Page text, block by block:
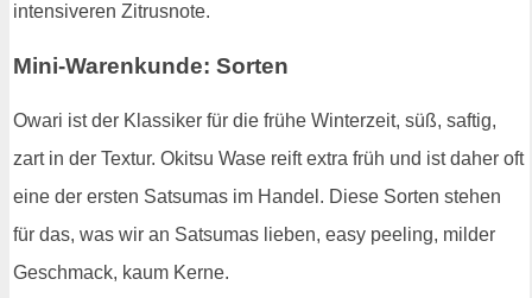
intensiveren Zitrusnote.
Mini-Warenkunde: Sorten
Owari ist der Klassiker für die frühe Winterzeit, süß, saftig,
zart in der Textur. Okitsu Wase reift extra früh und ist daher oft
eine der ersten Satsumas im Handel. Diese Sorten stehen
für das, was wir an Satsumas lieben, easy peeling, milder
Geschmack, kaum Kerne.